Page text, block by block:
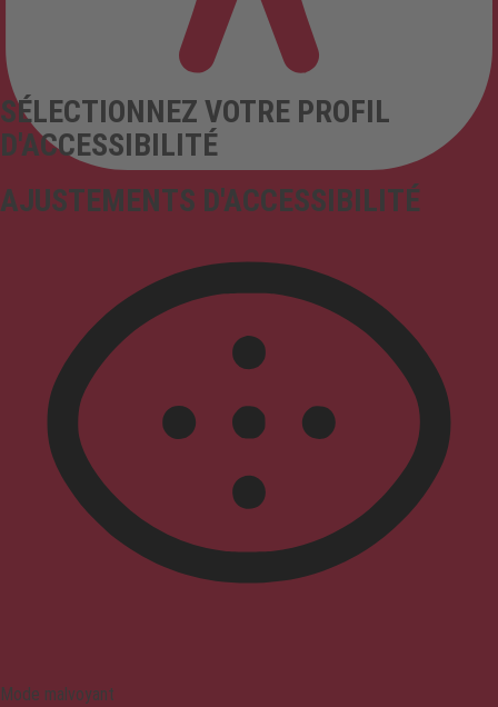
AJUSTEMENTS D'ACCESSIBILITÉ
SÉLECTIONNEZ VOTRE PROFIL
D'ACCESSIBILITÉ
Mode malvoyant